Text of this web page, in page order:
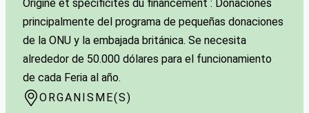
Origine et spécificités du financement : Donaciones
principalmente del programa de pequeñas donaciones
de la ONU y la embajada británica. Se necesita
alrededor de 50.000 dólares para el funcionamiento
de cada Feria al año.
ORGANISME(S)